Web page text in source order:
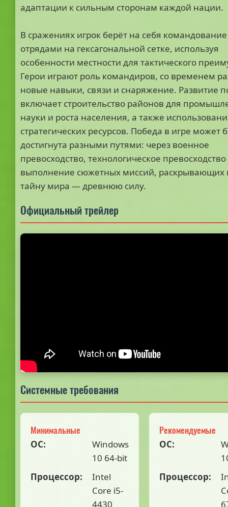
адаптации к сильным сторонам каждой нации.
В сражениях игрок берёт на себя командование
отрядами на гексагональной сетке, используя
особенности местности для тактического
Герои играют роль командиров, со временем
новые навыки, связи и снаряжение. Развитие
включает строительство районов для
науки и роста населения, а также
стратегических ресурсов. Победа в игре может
достигнута разными путями: через военное
превосходство, технологическое
выполнение сюжетных миссий, раскрывающих
тайну мира — древнюю силу.
Официальный трейлер
Системные требования
Минимальные
ОС:
Windows
10 64-bit
Процессор:
Intel
Core i5-
4430
Рекомендуемые
ОС:
Процессор: